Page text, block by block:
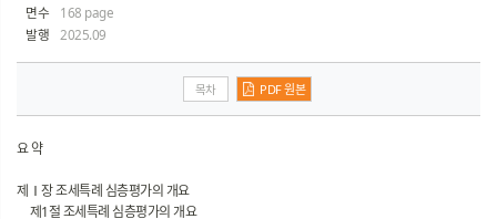
면수
168 page
발행
2025.09
목차 PDF 원본
요 약
제Ⅰ장 조세특례 심층평가의 개요
제1절 조세특례 심층평가의 개요